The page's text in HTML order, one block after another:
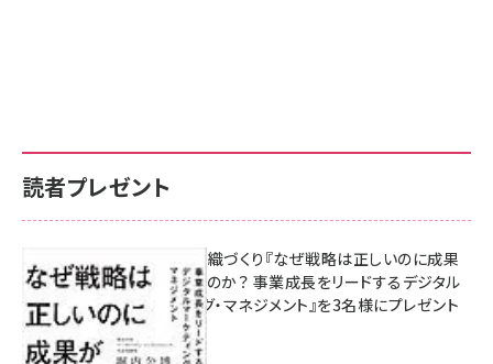
読者プレゼント
成果を生む組織づくり『なぜ戦略は正しいのに成果
があがらないのか？ 事業成長をリードするデジタル
マーケティング・マネジメント』を3名様にプレゼント
8月7日 10:00